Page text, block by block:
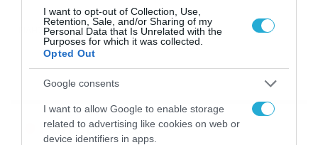
I want to opt-out of Collection, Use,
Retention, Sale, and/or Sharing of my
Personal Data that Is Unrelated with the
Purposes for which it was collected.
Opted Out
Google consents
I want to allow Google to enable storage
related to advertising like cookies on web or
device identifiers in apps.
ΕΙΔΗΣΕΙΣ ΥΕΜΕΝΗ ΙΣΡΑΗΛ ΧΟΥΘΙ
Ροή Ειδήσεων